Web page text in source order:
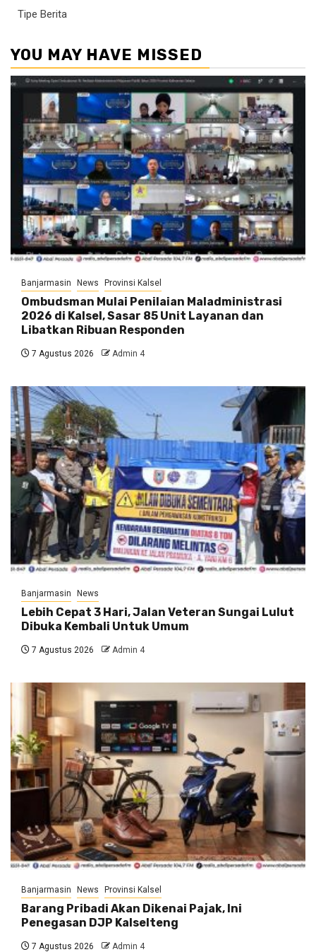
Tipe Berita
YOU MAY HAVE MISSED
Banjarmasin News Provinsi Kalsel
Ombudsman Mulai Penilaian Maladministrasi
2026 di Kalsel, Sasar 85 Unit Layanan dan
Libatkan Ribuan Responden
7 Agustus 2026 Admin 4
Banjarmasin News
Lebih Cepat 3 Hari, Jalan Veteran Sungai Lulut
Dibuka Kembali Untuk Umum
7 Agustus 2026 Admin 4
Banjarmasin News Provinsi Kalsel
Barang Pribadi Akan Dikenai Pajak, Ini
Penegasan DJP Kalselteng
7 Agustus 2026 Admin 4